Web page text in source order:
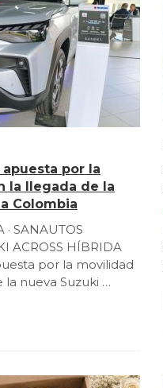
por la
la llegada de la
Colombia
SANAUTOS
ACROSS HÍBRIDA
por la movilidad
la nueva Suzuki …